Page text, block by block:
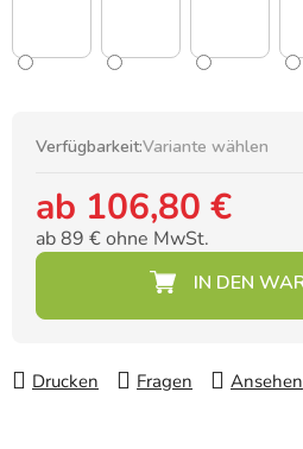
Verfügbarkeit:Variante wählen
ab 106,80 €
ab89 €ohne MwSt.
Drucken Fragen Ansehen